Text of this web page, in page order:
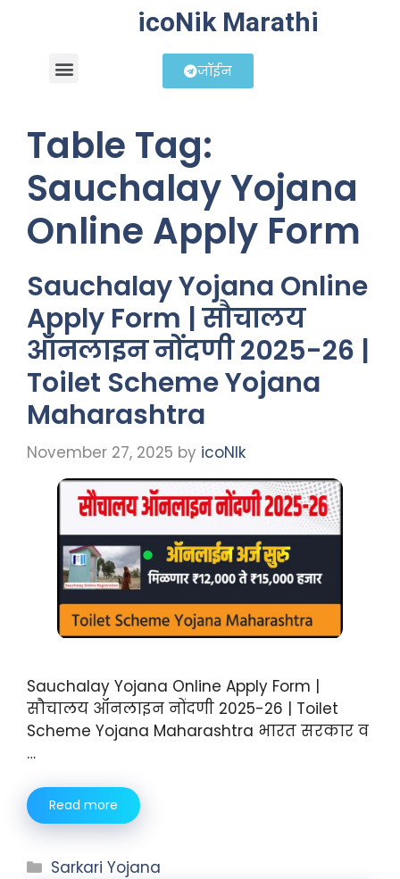
icoNik Marathi
जॉईन
Table Tag:
Sauchalay Yojana
Online Apply Form
Sauchalay Yojana Online
Apply Form | सौचालय
ऑनलाइन नोंदणी 2025-26 |
Toilet Scheme Yojana
Maharashtra
November 27, 2025 by icoNIk
Sauchalay Yojana Online Apply Form |
सौचालय ऑनलाइन नोंदणी 2025-26 | Toilet
Scheme Yojana Maharashtra भारत सरकार व
…
Read more
Sarkari Yojana